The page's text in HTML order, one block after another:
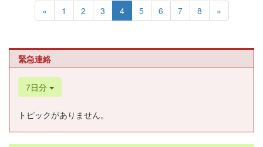
« 1 2 3 4 5 6 7 8 »
緊急連絡
7日分
トピックがありません。